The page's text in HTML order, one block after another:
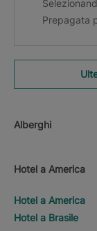
Prepagata
Alberghi
Hotel a America
Hotel a America
Hotel a Brasile